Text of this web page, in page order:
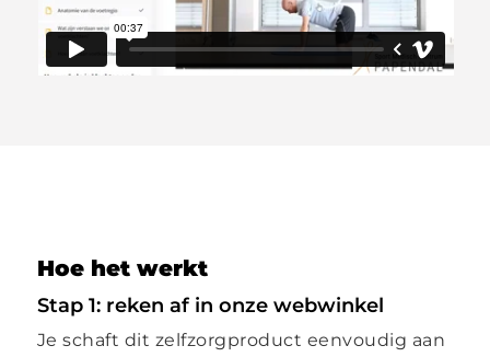
Hoe het werkt
Stap 1: reken af in onze webwinkel
Je schaft dit zelfzorgproduct eenvoudig aan